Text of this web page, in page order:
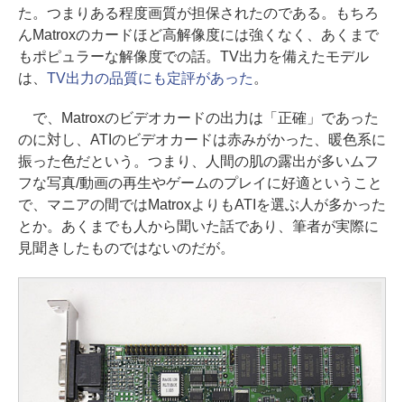
た。つまりある程度画質が担保されたのである。もちろ
んMatroxのカードほど高解像度には強くなく、あくまで
もポピュラーな解像度での話。TV出力を備えたモデル
は、 TV出力の品質にも定評があった 。
で、Matroxのビデオカードの出力は「正確」であった
のに対し、ATIのビデオカードは赤みがかった、暖色系に
振った色だという。つまり、人間の肌の露出が多いムフ
フな写真/動画の再生やゲームのプレイに好適ということ
で、マニアの間ではMatroxよりもATIを選ぶ人が多かった
とか。あくまでも人から聞いた話であり、筆者が実際に
見聞きしたものではないのだが。